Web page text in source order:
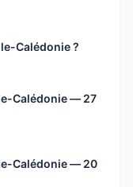
Calédonie ?
Calédonie — 27
Calédonie — 20